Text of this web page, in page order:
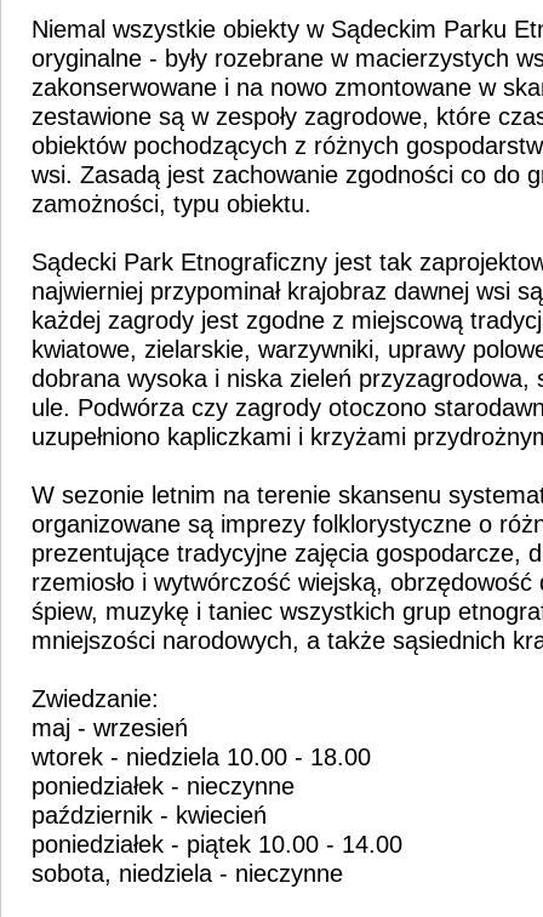
Niemal wszystkie obiekty w Sądeckim Parku
oryginalne - były rozebrane w macierzystych
zakonserwowane i na nowo zmontowane w
zestawione są w zespoły zagrodowe, które
obiektów pochodzących z różnych
wsi. Zasadą jest zachowanie zgodności co do
zamożności, typu obiektu.
Sądecki Park Etnograficzny jest tak
najwierniej przypominał krajobraz dawnej wsi
każdej zagrody jest zgodne z miejscową
kwiatowe, zielarskie, warzywniki, uprawy
dobrana wysoka i niska zieleń przyzagrodowa,
ule. Podwórza czy zagrody otoczono
uzupełniono kapliczkami i krzyżami
W sezonie letnim na terenie skansenu
organizowane są imprezy folklorystyczne o
prezentujące tradycyjne zajęcia gospodarcze,
rzemiosło i wytwórczość wiejską,
śpiew, muzykę i taniec wszystkich grup
mniejszości narodowych, a także sąsiednich
Zwiedzanie:
maj - wrzesień
wtorek - niedziela 10.00 - 18.00
poniedziałek - nieczynne
październik - kwiecień
poniedziałek - piątek 10.00 - 14.00
sobota, niedziela - nieczynne